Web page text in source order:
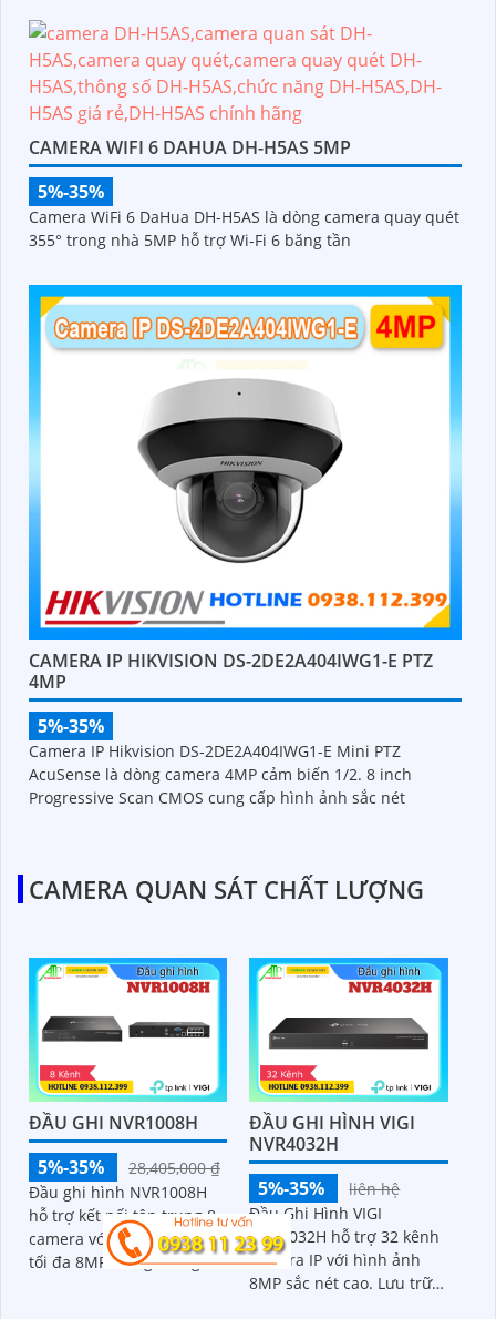
CAMERA WIFI 6 DAHUA DH-H5AS 5MP
5%-35%
Camera WiFi 6 DaHua DH-H5AS là dòng camera quay quét
355° trong nhà 5MP hỗ trợ Wi-Fi 6 băng tần
CAMERA IP HIKVISION DS-2DE2A404IWG1-E PTZ
4MP
5%-35%
Camera IP Hikvision DS-2DE2A404IWG1-E Mini PTZ
AcuSense là dòng camera 4MP cảm biến 1/2. 8 inch
Progressive Scan CMOS cung cấp hình ảnh sắc nét
CAMERA QUAN SÁT CHẤT LƯỢNG
ĐẦU GHI NVR1008H
5%-35%
28,405,000 ₫
Đầu ghi hình NVR1008H
hỗ trợ kết nối tập trung 8
camera với độ phân giải
tối đa 8MP, băng thông
ĐẦU GHI HÌNH VIGI
NVR4032H
5%-35%
liên hệ
Đầu Ghi Hình VIGI
NVR4032H hỗ trợ 32 kênh
camera IP với hình ảnh
8MP sắc nét cao. Lưu trữ